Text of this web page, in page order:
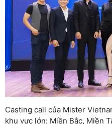
Casting call của Mister
khu vực lớn: Miền Bắc, Miền